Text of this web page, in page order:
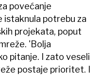
povećanje
istaknula potrebu za
projekata, poput
'Bolja
pitanje. I zato veseli
postaje prioritet. I